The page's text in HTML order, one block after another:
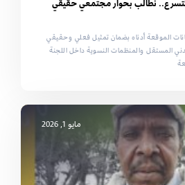
الموقعة أدناه بضمان تمثيل فعلي وحقيقي
المستقل والمنظمات النسوية داخل اللجنة
مايو 1, 2026